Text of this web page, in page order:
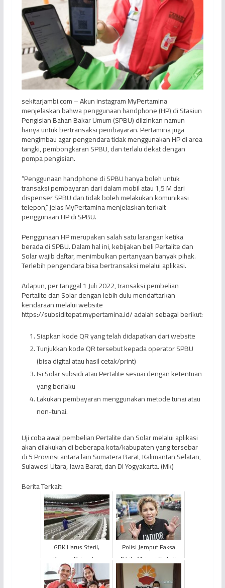
sekitarjambi.com – Akun instagram MyPertamina
menjelaskan bahwa penggunaan handphone (HP) di Stasiun
Pengisian Bahan Bakar Umum (SPBU) diizinkan namun
hanya untuk bertransaksi pembayaran. Pertamina juga
mengimbau agar pengendara tidak menggunakan HP di area
tangki, pembongkaran SPBU, dan terlalu dekat dengan
pompa pengisian.
“Penggunaan handphone di SPBU hanya boleh untuk
transaksi pembayaran dari dalam mobil atau 1,5 M dari
dispenser SPBU dan tidak boleh melakukan komunikasi
telepon,” jelas MyPertamina menjelaskan terkait
penggunaan HP di SPBU.
Penggunaan HP merupakan salah satu larangan ketika
berada di SPBU. Dalam hal ini, kebijakan beli Pertalite dan
Solar wajib daftar, menimbulkan pertanyaan banyak pihak.
Terlebih pengendara bisa bertransaksi melalui aplikasi.
Adapun, per tanggal 1 Juli 2022, transaksi pembelian
Pertalite dan Solar dengan lebih dulu mendaftarkan
kendaraan melalui website
https://subsiditepat.mypertamina.id/ adalah sebagai berikut:
Siapkan kode QR yang telah didapatkan dari website
Tunjukkan kode QR tersebut kepada operator SPBU
(bisa digital atau hasil cetak/print)
Isi Solar subsidi atau Pertalite sesuai dengan ketentuan
yang berlaku
Lakukan pembayaran menggunakan metode tunai atau
non-tunai.
Uji coba awal pembelian Pertalite dan Solar melalui aplikasi
akan dilakukan di beberapa kota/kabupaten yang tersebar
di 5 Provinsi antara lain Sumatera Barat, Kalimantan Selatan,
Sulawesi Utara, Jawa Barat, dan DI Yogyakarta. (Mk)
Berita Terkait:
GBK Harus Steril,
Konser Raisa dan
BLACKPINK Terancam
Batal
Polisi Jemput Paksa
Nikita Mirzani Terkait
Kasus Penganiayaan